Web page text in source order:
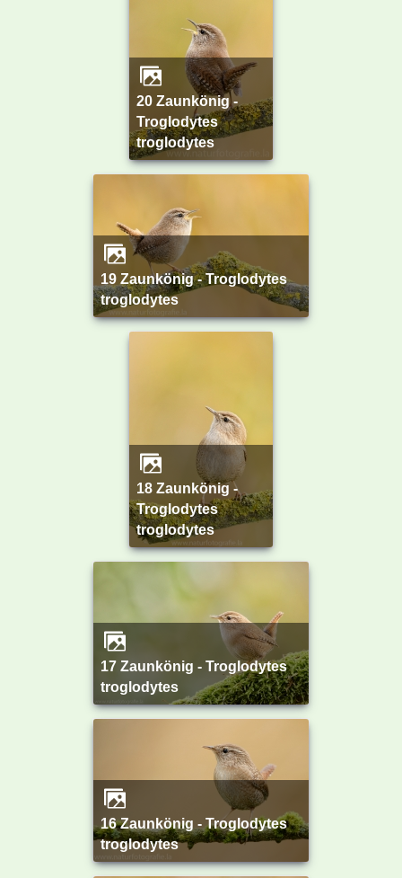
20 Zaunkönig -
Troglodytes
troglodytes
19 Zaunkönig - Troglodytes
troglodytes
18 Zaunkönig -
Troglodytes
troglodytes
17 Zaunkönig - Troglodytes
troglodytes
16 Zaunkönig - Troglodytes
troglodytes